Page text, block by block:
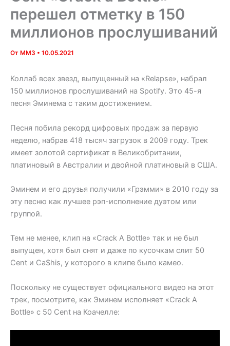
перешел отметку в 150
миллионов прослушиваний
От MM3 • 10.05.2021
Коллаб всех звезд, выпущенный на «Relapse», набрал
150 миллионов прослушиваний на Spotify. Это 45-я
песня Эминема с таким достижением.
Песня побила рекорд цифровых продаж за первую
неделю, набрав 418 тысяч загрузок в 2009 году. Трек
имеет золотой сертификат в Великобритании,
платиновый в Австралии и двойной платиновый в США.
Эминем и его друзья получили «Грэмми» в 2010 году за
эту песню как лучшее рэп-исполнение дуэтом или
группой.
Тем не менее, клип на «Crack A Bottle» так и не был
выпущен, хотя был снят и даже по кусочкам слит 50
Cent и Ca$his, у которого в клипе было камео.
Поскольку не существует официального видео на этот
трек, посмотрите, как Эминем исполняет «Crack A
Bottle» с 50 Cent на Коачелле: